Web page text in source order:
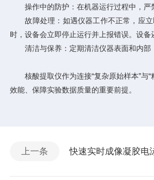
操作中的防护：在机器运行过程中，严
故障处理：如遇仪器工作不正常，应立
时，设备会立即停止运行并上报错误。设
清洁与保养：定期清洁仪器表面和内部
核酸提取仪作为连接“复杂原始样本”与“
效能、保障实验数据质量的重要前提。
上一条 快速实时成像凝胶电